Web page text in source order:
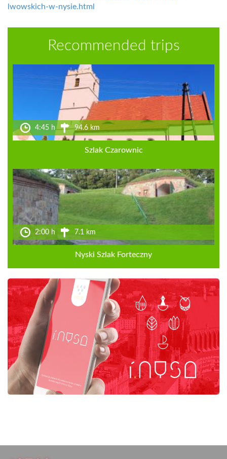
lwowskich-w-nysie.html
Recommended trips
4:45 h 94.6 km
Szlak Czarownic
2:00 h 7.1 km
Nyski Szlak Forteczny